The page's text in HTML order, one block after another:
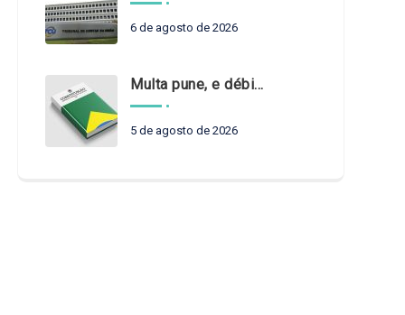
6 de agosto de 2026
Multa pune, e débito recompõe. § 3º do art. 71 da Constituição: um problema de legística formal
5 de agosto de 2026